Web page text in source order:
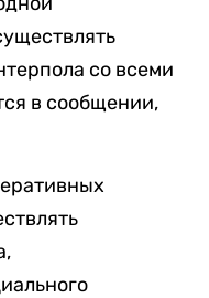
со всеми
в сообщении,